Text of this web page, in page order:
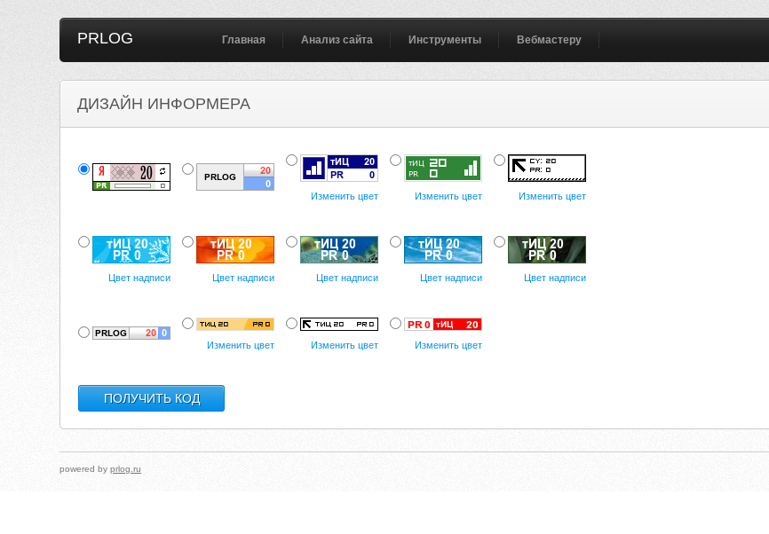
PRLOG Главная Анализ сайта Инструменты Вебмастеру
ДИЗАЙН ИНФОРМЕРА
Изменить цвет Изменить цвет Изменить цвет
Цвет надписи Цвет надписи Цвет надписи Цвет надписи Цвет надписи
Изменить цвет Изменить цвет Изменить цвет
powered byprlog.ru